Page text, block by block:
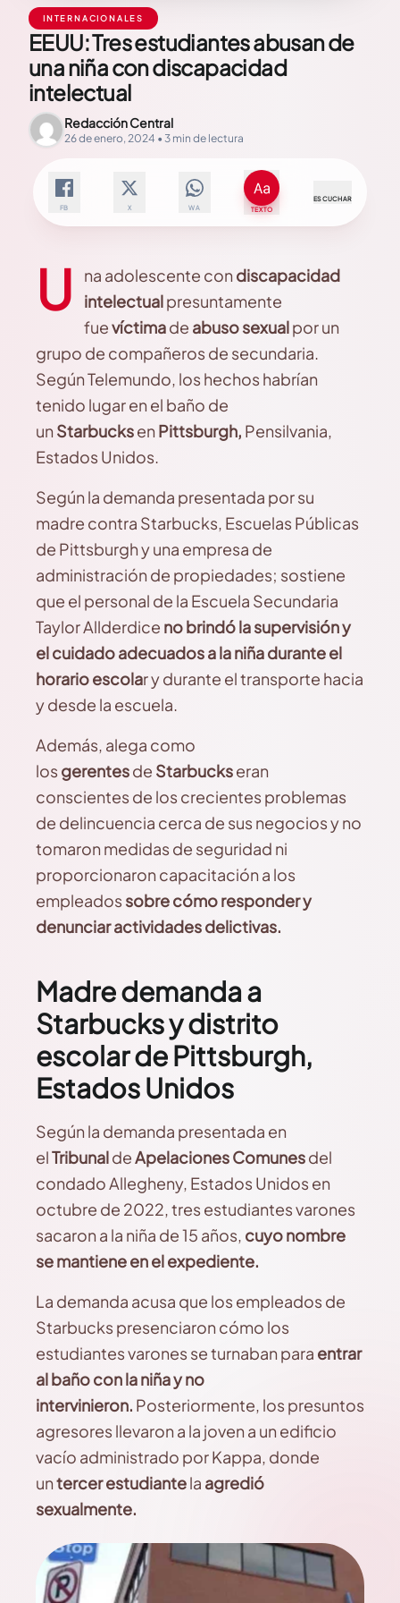
INTERNACIONALES
EEUU: Tres estudiantes abusan de
una niña con discapacidad
intelectual
Redacción Central
26 de enero, 2024 • 3 min de lectura
FB X WA TEXTO
ESCUCHAR
U na adolescente condiscapacidad
intelectualpresuntamente
fuevíctimade abuso sexualpor un
grupo de compañeros de secundaria.
Según Telemundo, los hechos habrían
tenido lugar en el baño de
un StarbucksenPittsburgh, Pensilvania,
Estados Unidos.
Según la demanda presentada por su
madre contra Starbucks, Escuelas Públicas
de Pittsburgh y una empresa de
administración de propiedades; sostiene
que el personal de la Escuela Secundaria
Taylor Allderdice no brindó la supervisión y
el cuidado adecuados a la niña durante el
horario escolar y durante el transporte hacia
y desde la escuela.
Además, alega como
losgerentesde Starbuckseran
conscientes de los crecientes problemas
de delincuencia cerca de sus negocios y no
tomaron medidas de seguridad ni
proporcionaron capacitación a los
empleadossobre cómo responder y
denunciar actividades delictivas.
Madre demanda a
Starbucks y distrito
escolar de Pittsburgh,
Estados Unidos
Según la demanda presentada en
elTribunaldeApelaciones Comunesdel
condado Allegheny, Estados Unidos en
octubre de 2022, tres estudiantes varones
sacaron a la niña de 15 años, cuyo nombre
se mantiene en el expediente.
La demanda acusa que los empleados de
Starbucks presenciaron cómo los
estudiantes varones se turnaban para entrar
al baño con la niña y no
intervinieron. Posteriormente, los presuntos
agresores llevaron a la joven a un edificio
vacío administrado por Kappa, donde
untercer estudiantela agredió
sexualmente.